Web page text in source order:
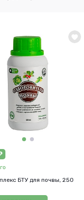
БТУ для почвы, 250